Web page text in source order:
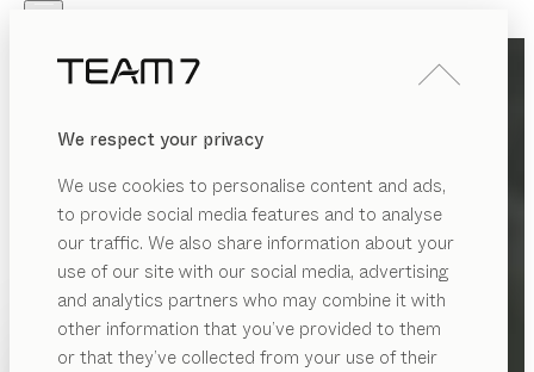
We respect your privacy
We use cookies to personalise content and ads,
to provide social media features and to analyse
our traffic. We also share information about your
use of our site with our social media, advertising
and analytics partners who may combine it with
other information that you’ve provided to them
or that they’ve collected from your use of their
PRODUITS
INSPIRATION
REVENDEUR
PRODUITS